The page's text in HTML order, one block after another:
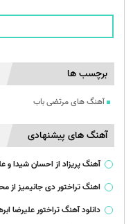
برچسب ها
آهنگ های مرتضی باب
آهنگ های پیشنهادی
آهنگ پریزاد از احسان شیدا و
اهنگ تراختور دی جانیمیز از
دانلود آهنگ تراختور علیرضا